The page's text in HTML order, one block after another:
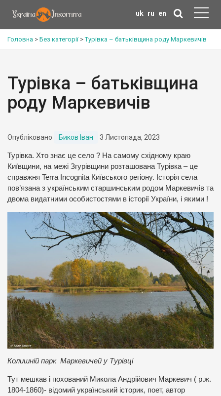
uk ru en
Головна > Без категорії>Турівка – батьківщина роду Маркевичів
Турівка – батьківщина
роду Маркевичів
Опубліковано Биков Іван 3 Листопада, 2023
Турівка. Хто знає це село ? На самому східному краю
Київщини, на межі Згурівщини розташована Турівка – це
справжня Terra Incognita Київського регіону. Історія села
пов’язана з українським старшинським родом Маркевичів та
двома видатними особистостями в історії України, і якими !
Колишній парк Маркевичей у Турівці
Тут мешкав і похований Микола Андрійович Маркевич ( р.ж.
1804-1860)- відомий український історик, поет, автор